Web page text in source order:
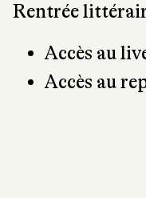
Rentrée
Accès au
Accès au